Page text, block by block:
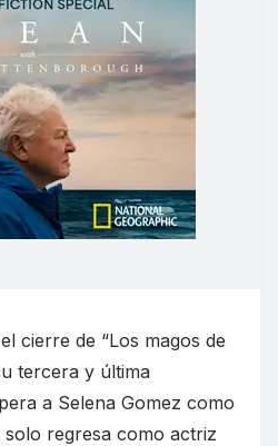
cierre de “Los magos de
tercera y última
a Selena Gomez como
regresa como actriz